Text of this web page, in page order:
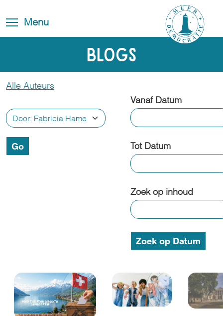
to
Toggle
navigation
Contact
Menu
Blogs
Alle Auteurs
Vanaf Datum
Tot Datum
Zoek op inhoud